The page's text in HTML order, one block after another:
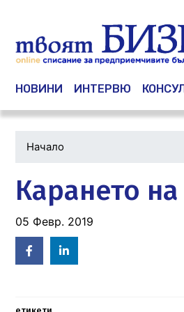
Main navigation
НОВИНИ ИНТЕРВЮ
Начало
Карането
05 Февр. 2019
Facebook
in